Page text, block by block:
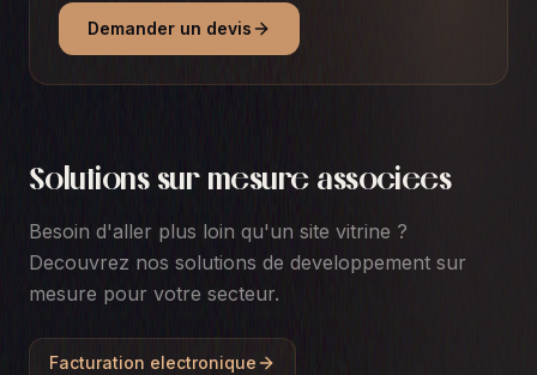
Demander un devis
Solutions sur mesure associees
Besoin d'aller plus loin qu'un site vitrine ?
Decouvrez nos solutions de developpement sur
mesure pour votre secteur.
Facturation electronique